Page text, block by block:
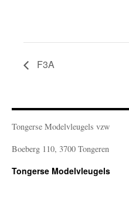
F3A
Tongerse Modelvleugels vzw
Boeberg 110, 3700 Tongeren
Tongerse Modelvleugels